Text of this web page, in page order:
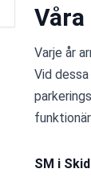
Varje år
Vid
SM i